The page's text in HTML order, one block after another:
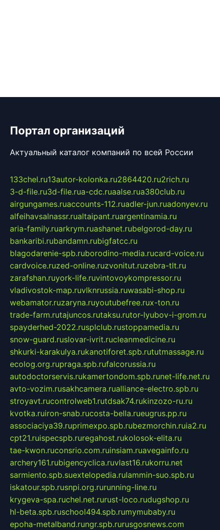
Портал организаций
Актуальный каталог компаний по всей России
133chel.ru13autor-kolonka.ru2864420.ru2rich.ru
3-d-file.ru3d-file.rua-cdc.ruaalse.rua380club.ru
airgungames.ruaccounts-112.ruadler-jun.ruadonyev.ru
alfeihavsalnassr.rualtaipant.ruargentinamia.ru
aria-family.ruarkrym.ruashanet.rubelgorod-day.ru
bankaribi.rubandamn.rubigfatcc.ru
blagodarenie-spb.ruborodino-media.rucard-voice.ru
cardvoice.ruzed-online.ruzvonitut.ruzebra-tlt.ru
zarafshan.ruyork-life.ruvintovoykompressor.ru
vladivostok-map.ruvlknrussia.ruwasabi-shop.ru
webamator.ruzaryna.ruyoutubefree.rux-ton.ru
trade-farm.rutajuncos.rutaksu.rutor-lyubov-i-grom.ru
spayderhed-2022.rusplclub.rustoppamedia.ru
snow-guard.ruslovar-ivrit.rucleanmedicine.ru
shkurki-karakulya.rukanotiforet.spb.rututmassage.ru
ecolog.org.rupraga.spb.rufalcorussia.ru
autodoctorservis.rukamertondom.spb.runet-life.net.ru
avto-vozim.rusakhcamera.rualliance-electro.spb.ru
stroyavt.rucontrolweb1.rutdsak74.rukinzozo-ru.ru
kvotka.ruiron-snab.rucosta-bella.rueugrus.pp.ru
associaciya39.ruprimexpo.spb.rubezmorchin.ruia2.ru
cpt21.ruispecspb.ruregahost.rukolosok-elita.ru
tae-kwon.ruconsrio.com.ruinsiam.ruavegainfo.ru
archery161.rubigencyclica.ruvlast16.rukorru.net
sarmiento.spb.suextelopedia.rulammin-suo.spb.ru
iskatour.spb.rusnpi.org.rurunning-line.ru
krygeva-spa.ruchel.net.rurust-loco.rudugshop.ru
hl-beta.spb.ruschool494.spb.rumymubaby.ru
epoha-metalband.rungr.spb.rurusgosnews.com